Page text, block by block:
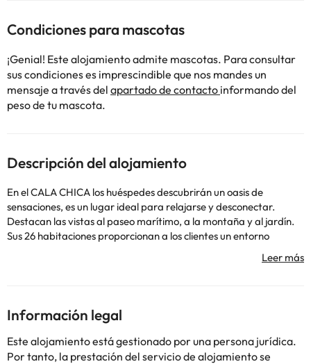
Condiciones para mascotas
¡Genial! Este alojamiento admite mascotas. Para consultar
sus condiciones es imprescindible que nos mandes un
mensaje a través del apartado de contacto informando del
peso de tu mascota.
Descripción del alojamiento
En el CALA CHICA los huéspedes descubrirán un oasis de
sensaciones, es un lugar ideal para relajarse y desconectar.
Destacan las vistas al paseo marítimo, a la montaña y al jardín.
Sus 26 habitaciones proporcionan a los clientes un entorno
funcional y agradable. Dispone de acceso Wi-Fi a Internet. El
consultar sus tarifas directamente en el establecimiento. Toda la
alojamiento. Si tienes dudas, contáctanos.
Información legal
Este alojamiento está gestionado por una persona jurídica.
Por tanto, la prestación del servicio de alojamiento se